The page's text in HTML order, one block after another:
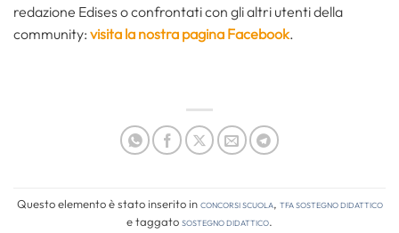
redazione Edises o confrontati con gli altri utenti della
community: visita la nostra pagina Facebook.
Questo elemento è stato inserito inConcorsi Scuola, TFA Sostegno Didattico
e taggatosostegno didattico.